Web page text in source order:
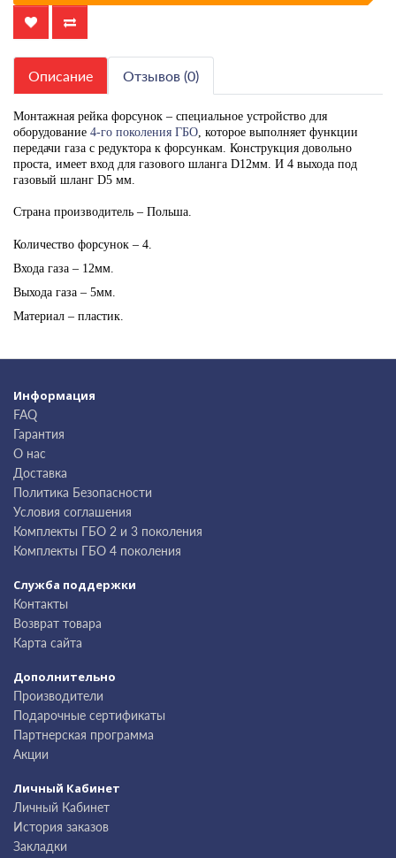
Описание Отзывов (0)
Монтажная рейка форсунок – специальное устройство для
оборудование 4-го поколения ГБО , которое выполняет функции
передачи газа с редуктора к форсункам. Конструкция довольно
проста, имеет вход для газового шланга D12мм. И 4 выхода под
газовый шланг D5 мм.
Страна производитель – Польша.
Количество форсунок – 4.
Входа газа – 12мм.
Выхода газа – 5мм.
Материал – пластик.
Информация
FAQ
Гарантия
О нас
Доставка
Политика Безопасности
Условия соглашения
Комплекты ГБО 2 и 3 поколения
Комплекты ГБО 4 поколения
Служба поддержки
Контакты
Возврат товара
Карта сайта
Дополнительно
Производители
Подарочные сертификаты
Партнерская программа
Акции
Личный Кабинет
Личный Кабинет
История заказов
Закладки